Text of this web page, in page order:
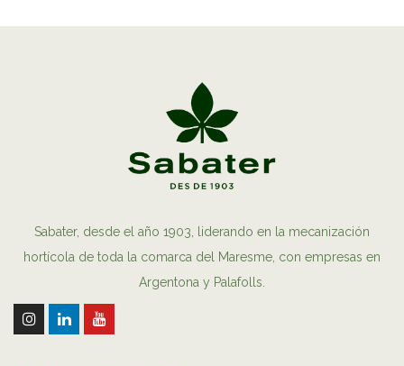
Sabater, desde el año 1903, liderando en la mecanización
hortícola de toda la comarca del Maresme, con empresas en
Argentona y Palafolls.